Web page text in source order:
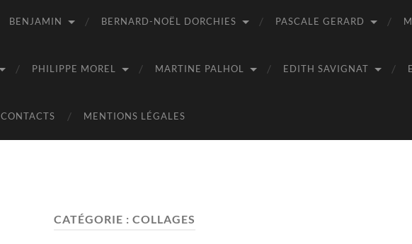
BENJAMIN BERNARD-NOËL DORCHIES PASCALE GERARD
PHILIPPE MOREL MARTINE PALHOL EDITH SAVIGNAT
CONTACTS MENTIONS LÉGALES
CATÉGORIE : COLLAGES